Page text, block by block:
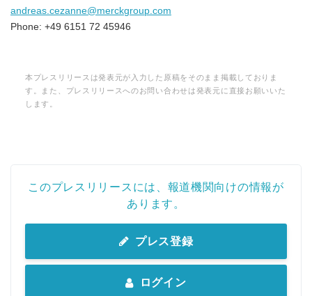
andreas.cezanne@merckgroup.com
Phone: +49 6151 72 45946
本プレスリリースは発表元が入力した原稿をそのまま掲載しておりま
す。また、プレスリリースへのお問い合わせは発表元に直接お願いいた
します。
このプレスリリースには、報道機関向けの情報が
あります。
プレス登録
ログイン